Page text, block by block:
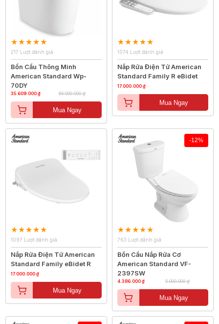
217 Lượt đánh giá
Bồn Cầu Thông Minh
American Standard Wp-
70DY
35.609.000 ₫ 65.000.000 ₫
Mua Ngay
1074 Lượt đánh giá
Nắp Rửa Điện Tử American
Standard Family R eBidet
17.000.000 ₫
Mua Ngay
1097 Lượt đánh giá
Nắp Rửa Điện Tử American
Standard Family eBidet R
17.000.000 ₫
Mua Ngay
-12%
763 Lượt đánh giá
Bồn Cầu Nắp Rửa Cơ
American Standard VF-
2397SW
4.386.000 ₫ 5.000.000 ₫
Mua Ngay